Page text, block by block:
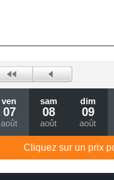
ven
07
août
sam
08
août
dim
09
août
Cliquez sur un prix